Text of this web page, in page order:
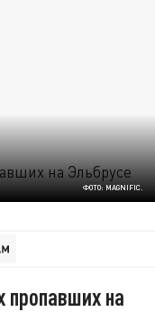
ФОТО: MAGNIFIC.
пропавших на